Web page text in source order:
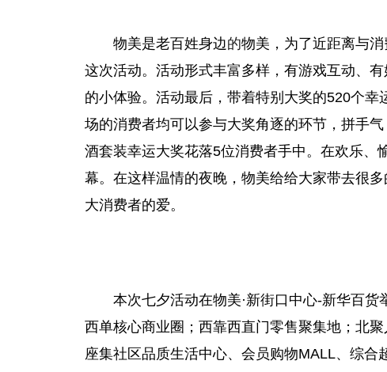
物美是老百姓身边的物美，为了近距离与
这次活动。活动形式丰富多样，有游戏互动、
的小体验。活动最后，带着特别大奖的520个
场的消费者均可以参与大奖角逐的环节，拼手
酒套装幸运大奖花落5位消费者手中。在欢乐
幕。在这样温情的夜晚，物美给给大家带去很
大消费者的爱。
本次七夕活动在物美·新街口中心-新华百
西单核心商业圈；西靠西直门零售聚集地；北
座集社区品质生活中心、会员购物MALL、综